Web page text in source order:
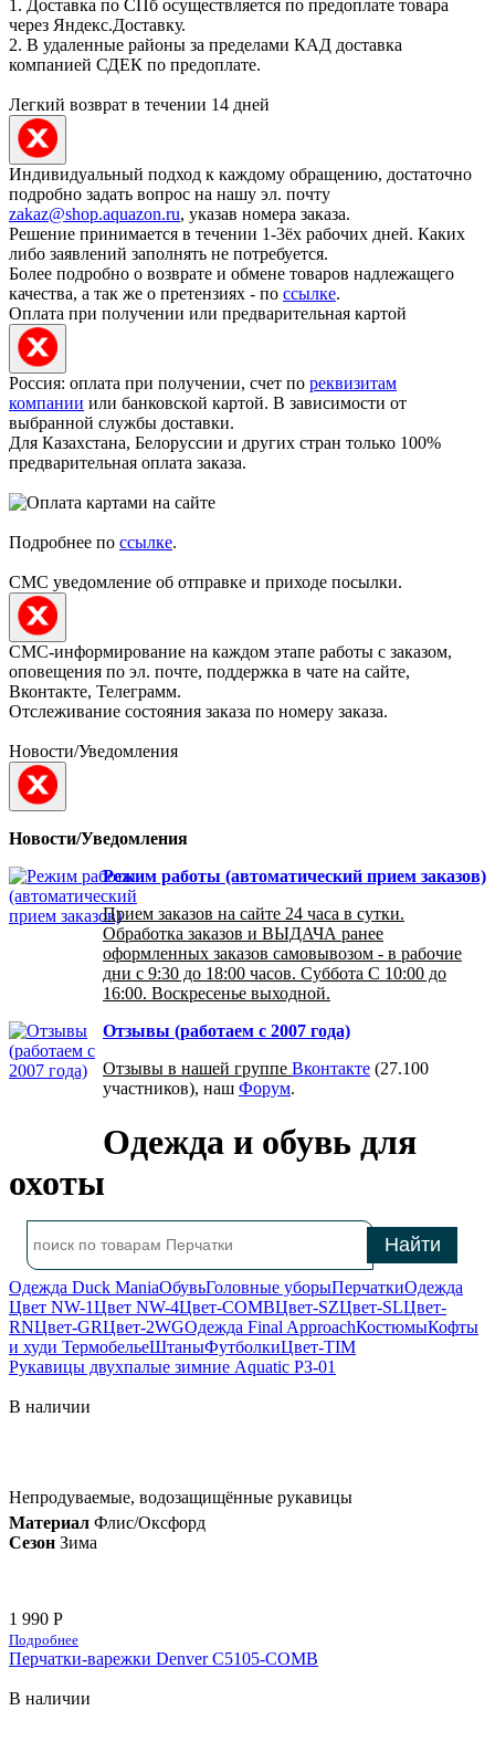
1. Доставка по СПб осуществляется по предоплате товара
через Яндекс.Доставку.
2. В удаленные районы за пределами КАД доставка
компанией СДЕК по предоплате.
Легкий возврат в течении 14 дней
Индивидуальный подход к каждому обращению, достаточно
подробно задать вопрос на нашу эл. почту
zakaz@shop.aquazon.ru, указав номера заказа.
Решение принимается в течении 1-3ёх рабочих дней. Каких
либо заявлений заполнять не потребуется.
Более подробно о возврате и обмене товаров надлежащего
качества, а так же о претензиях - по ссылке.
Оплата при получении или предварительная картой
Россия: оплата при получении, счет по реквизитам
компании или банковской картой. В зависимости от
выбранной службы доставки.
Для Казахстана, Белоруссии и других стран только 100%
предварительная оплата заказа.
Подробнее по ссылке.
СМС уведомление об отправке и приходе посылки.
СМС-информирование на каждом этапе работы с заказом,
оповещения по эл. почте, поддержка в чате на сайте,
Вконтакте, Телеграмм.
Отслеживание состояния заказа по номеру заказа.
Новости/Уведомления
Новости/Уведомления
Режим работы (автоматический прием заказов)
Прием заказов на сайте 24 часа в сутки.
Обработка заказов и ВЫДАЧА ранее
оформленных заказов самовывозом - в рабочие
дни с 9:30 до 18:00 часов. Суббота С 10:00 до
16:00. Воскресенье выходной.
Отзывы (работаем с 2007 года)
Отзывы в нашей группе Вконтакте (27.100
участников), наш Форум.
Одежда и обувь для
охоты
Одежда Duck ManiaОбувьГоловные уборыПерчаткиОдежда
Цвет NW-1Цвет NW-4Цвет-COMBЦвет-SZЦвет-SLЦвет-
RNЦвет-GRЦвет-2WGОдежда Final ApproachКостюмыКофты
и худи ТермобельеШтаныФутболкиЦвет-TIM
Рукавицы двухпалые зимние Aquatic РЗ-01
В наличии
Непродуваемые, водозащищённые рукавицы
Материал Флис/Оксфорд
Сезон Зима
1 990 Р
Подробнее
Перчатки-варежки Denver C5105-COMB
В наличии